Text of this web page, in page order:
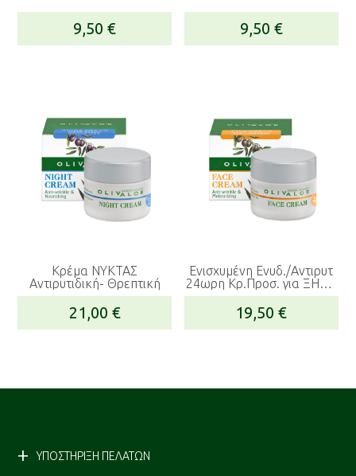
9,50€ 9,50 €
Κρέμα ΝΥΚΤΑΣ
Αντιρυτιδική- Θρεπτική
21,00 €
Ενισχυμένη Ενυδ./Αντιρυτ
24ωρη Κρ.Προσ. για ΞΗΡΟ
& ΑΦΥΔΑΤΩΜΕΝΟ Δέρμα
19,50€
ΥΠΟΣΤΗΡΙΞΗ ΠΕΛΑΤΩΝ